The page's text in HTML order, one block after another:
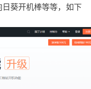
日葵开机棒等等，如下